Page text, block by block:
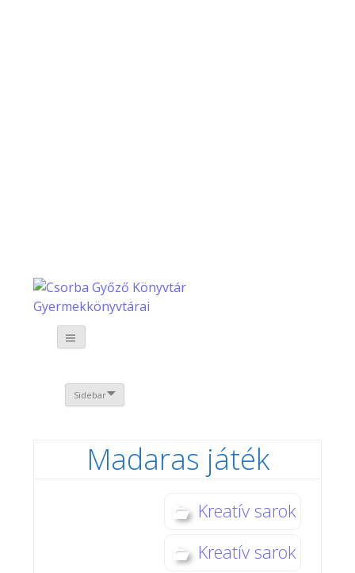
Sidebar
Madaras játék
Kreatív sarok
Kreatív sarok